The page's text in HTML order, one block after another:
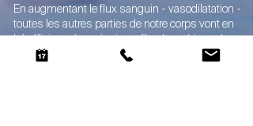
En augmentant le flux sanguin - vasodilatation -
toutes les autres parties de notre corps vont en
bénéficier, créant ainsi un effet de guérison de
l'ensemble de notre corps.